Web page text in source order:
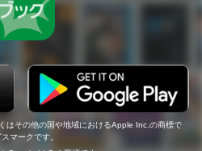
はその他の国や地域におけるApple Inc.の商標で
マークです。